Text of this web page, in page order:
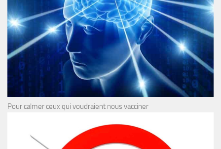
Pour calmer ceux qui voudraient nous vacciner